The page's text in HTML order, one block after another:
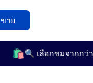
ขาย
🔍 เลือกชมจากกว่า